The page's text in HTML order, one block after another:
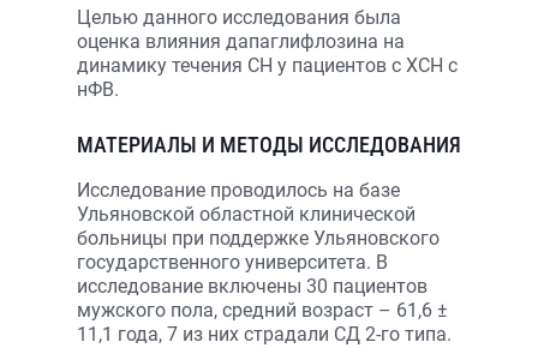
Целью данного исследования была
оценка влияния дапаглифлозина на
динамику течения СН у пациентов с ХСН с
нФВ.
МАТЕРИАЛЫ И МЕТОДЫ ИССЛЕДОВАНИЯ
Исследование проводилось на базе
Ульяновской областной клинической
больницы при поддержке Ульяновского
государственного университета. В
исследование включены 30 пациентов
мужского пола, средний возраст – 61,6 ±
11,1 года, 7 из них страдали СД 2-го типа.